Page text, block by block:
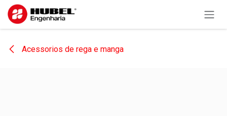
Pular para o conteúdo
Acessorios de rega e manga